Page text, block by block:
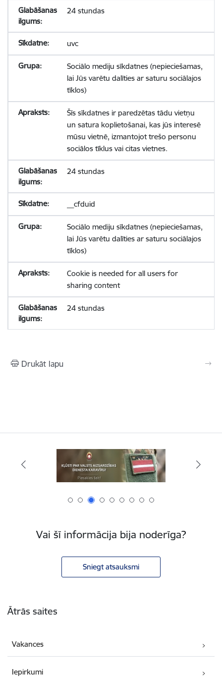
24 stundas
uvc
Sociālo mediju sīkdatnes (nepieciešamas,
lai Jūs varētu dalīties ar saturu sociālajos
tīklos)
Šīs sīkdatnes ir paredzētas tādu vietņu
un satura koplietošanai, kas jūs interesē
mūsu vietnē, izmantojot trešo personu
sociālos tīklus vai citas vietnes.
24 stundas
__cfduid
Sociālo mediju sīkdatnes (nepieciešamas,
lai Jūs varētu dalīties ar saturu sociālajos
tīklos)
Cookie is needed for all users for
sharing content
24 stundas
Drukāt lapu
Vai šī informācija bija noderīga?
Sniegt atsauksmi
Ātrās saites
Vakances
Iepirkumi